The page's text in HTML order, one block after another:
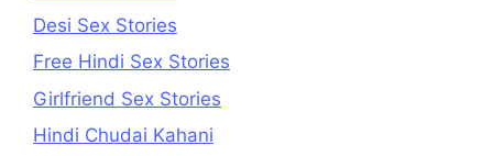
Desi Sex Stories
Free Hindi Sex Stories
Girlfriend Sex Stories
Hindi Chudai Kahani